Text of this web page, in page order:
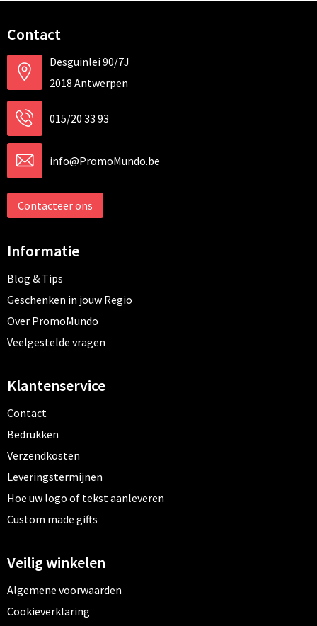
Contact
Desguinlei 90/7J
2018 Antwerpen
015/20 33 93
info@PromoMundo.be
Contacteer ons
Informatie
Blog & Tips
Geschenken in jouw Regio
Over PromoMundo
Veelgestelde vragen
Klantenservice
Contact
Bedrukken
Verzendkosten
Leveringstermijnen
Hoe uw logo of tekst aanleveren
Custom made gifts
Veilig winkelen
Algemene voorwaarden
Cookieverklaring